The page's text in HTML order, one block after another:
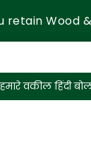
Wood
हमारे वकील हिंदी